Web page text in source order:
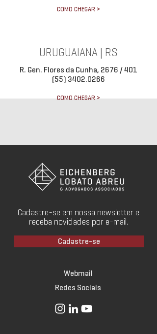
COMO CHEGAR >
URUGUAIANA | RS
R. Gen. Flores da Cunha, 2676 / 401
(55) 3402.0266
COMO CHEGAR >
Cadastre-se em nossa newsletter e
receba novidades por e-mail.
Cadastre-se
Webmail
Redes Sociais